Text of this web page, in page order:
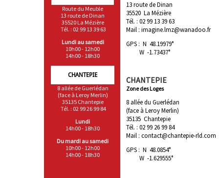
Route du Meuble
13 route de Dinan
35520 La Mézière
Tél. : 02 99 13 39 63
Lundi au samedi
10h00 - 12h00
14h00 - 18h30
CHANTEPIE
8 allée de Guerlédan
(face à Leroy Merlin)
35135 Chantepie
Tél. : 02 99 26 99 84
Lundi
14h00 - 18h30
Du mardi au samedi
10h00 - 12h00
14h00 - 18h30
13 route de Dinan
35520 La Mézière
Tél. : 02 99 13 39 63
Mail : imagine.lmz@wanadoo.fr
GPS : N 48.19979°
W -1.73437°
CHANTEPIE
Zone des Loges
8 allée du Guerlédan
(face à Leroy Merlin)
35135 Chantepie
Tél. : 02 99 26 99 84
Mail : contact@chantepie-rld.com
GPS : N 48.0854°
W -1.629555°